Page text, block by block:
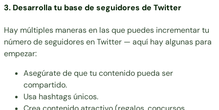
3. Desarrolla tu base de seguidores de Twitter
Hay múltiples maneras en las que puedes incrementar tu
número de seguidores en Twitter — aquí hay algunas para
empezar:
Asegúrate de que tu contenido pueda ser
compartido.
Usa hashtags únicos.